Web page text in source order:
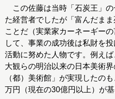
この佐藤は当時「石炭王」の
た経営者でしたが「富んだま
ことだ（実業家カーネーギー
して、事業の成功後は私財を
活動に努めた人物です。例え
大観らの明治以来の日本美術
（都）美術館」が実現したの
万円（現在の30億円以上）が基